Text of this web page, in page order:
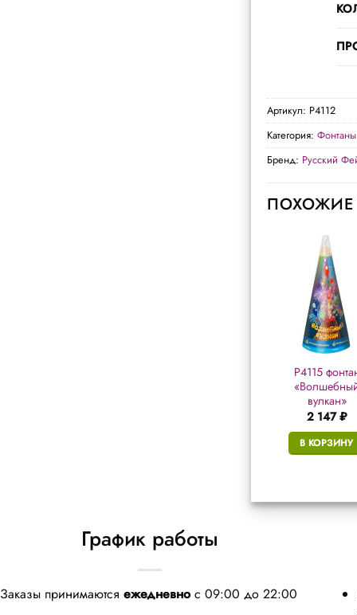
Артикул: Р4112
Категория: Фонтаны
Бренд: Русский
ПОХОЖИЕ
Р4115
вулкан»
2 147₽
В КОРЗИНУ
График работы
Заказы принимаются ежедневнос 09:00 до 22:00